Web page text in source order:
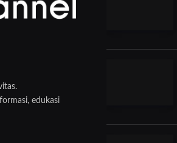
edukasi